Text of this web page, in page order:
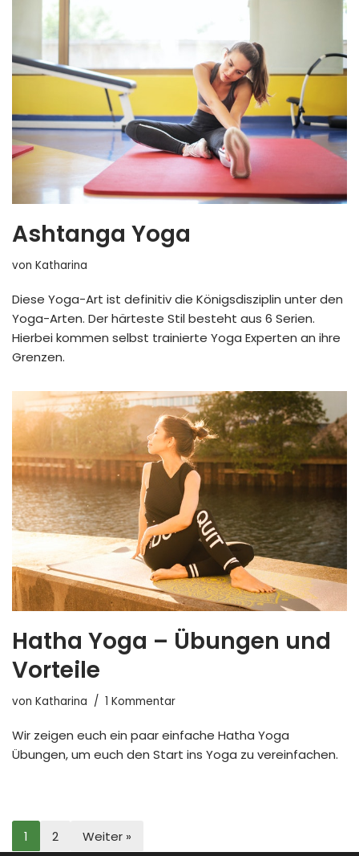
Ashtanga Yoga
von Katharina
Diese Yoga-Art ist definitiv die Königsdisziplin unter den
Yoga-Arten. Der härteste Stil besteht aus 6 Serien.
Hierbei kommen selbst trainierte Yoga Experten an ihre
Grenzen.
Hatha Yoga – Übungen und
Vorteile
von Katharina 1 Kommentar
Wir zeigen euch ein paar einfache Hatha Yoga
Übungen, um euch den Start ins Yoga zu vereinfachen.
1 2 Weiter »